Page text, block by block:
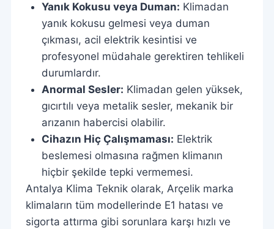
Yanık Kokusu veya Duman: Klimadan
yanık kokusu gelmesi veya duman
çıkması, acil elektrik kesintisi ve
profesyonel müdahale gerektiren tehlikeli
durumlardır.
Anormal Sesler: Klimadan gelen yüksek,
gıcırtılı veya metalik sesler, mekanik bir
arızanın habercisi olabilir.
Cihazın Hiç Çalışmaması: Elektrik
beslemesi olmasına rağmen klimanın
hiçbir şekilde tepki vermemesi.
Antalya Klima Teknik olarak, Arçelik marka
klimaların tüm modellerinde E1 hatası ve
sigorta attırma gibi sorunlara karşı hızlı ve